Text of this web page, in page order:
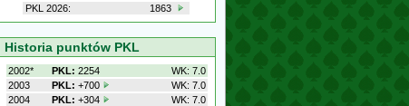
PKL 2026:
1863
Historia punktów PKL
2002* PKL: 2254
WK: 7.0
2003
PKL: +700
WK: 7.0
2004
PKL: +304
WK: 7.0